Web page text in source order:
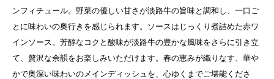
ンフィチュール。野菜の優しい甘さが淡路牛の旨味と調和し、一口ご
とに味わいの奥行きを感じられます。ソースはじっくり煮詰めた赤ワ
インソース。芳醇なコクと酸味が淡路牛の豊かな風味をさらに引き立
て、贅沢な余韻をお楽しみいただけます。春の恵みが織りなす、華や
かで奥深い味わいのメインディッシュを、心ゆくまでご堪能くださ